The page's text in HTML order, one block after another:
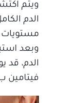
ويتم
الدم
وبعد
الدم، قد
فيتامين